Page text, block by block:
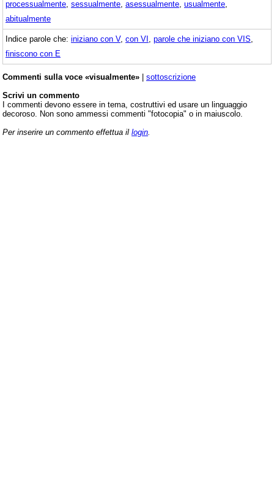
processualmente sessualmente asessualmente usualmente
abitualmente
Indice parole che: iniziano con V, con VI parole che iniziano con VIS
finiscono con E
Commenti sulla voce «visualmente» | sottoscrizione
Scrivi un commento
I commenti devono essere in tema, costruttivi ed usare un linguaggio
decoroso. Non sono ammessi commenti "fotocopia" o in maiuscolo.
Per inserire un commento effettua il login